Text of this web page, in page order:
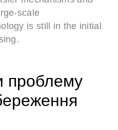
scale
is still in the initial
проблему